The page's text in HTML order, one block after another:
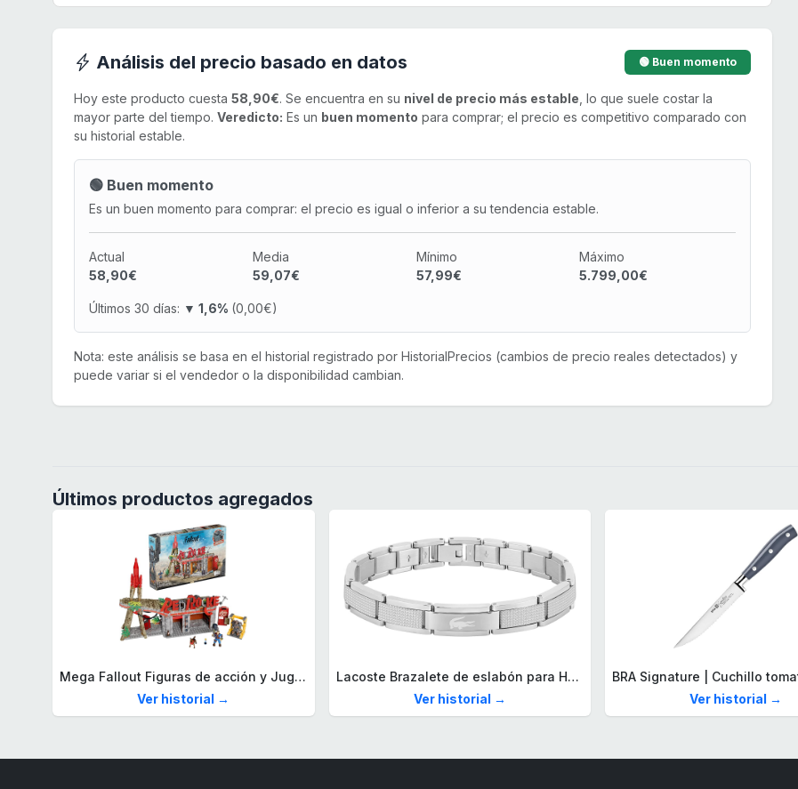
Análisis del precio basado en datos 🟢 Buen momento
Hoy este producto cuesta 58,90€. Se encuentra en su nivel de precio más estable, lo que suele costar la
mayor parte del tiempo. Veredicto: Es un buen momento para comprar; el precio es competitivo comparado con
su historial estable.
🟢 Buen momento
Es un buen momento para comprar: el precio es igual o inferior a su tendencia estable.
Actual
58,90€
Media
59,07€
Mínimo
57,99€
Máximo
5.799,00€
Últimos 30 días: ▼ 1,6% (0,00€)
Nota: este análisis se basa en el historial registrado por HistorialPrecios (cambios de precio reales detectados) y
puede variar si el vendedor o la disponibilidad cambian.
Últimos productos agregados
Mega Fallout Figuras de acción y Juguetes de construcción, Parada de Camiones Red Rocket con 824 Piezas, 2 Personajes articulados y Accesorios, para coleccionistas, HXT00
Ver historial →
Lacoste Brazalete de eslabón para Hombre Colección STENCIL de Acero inoxidable
Ver historial →
Ver historial →